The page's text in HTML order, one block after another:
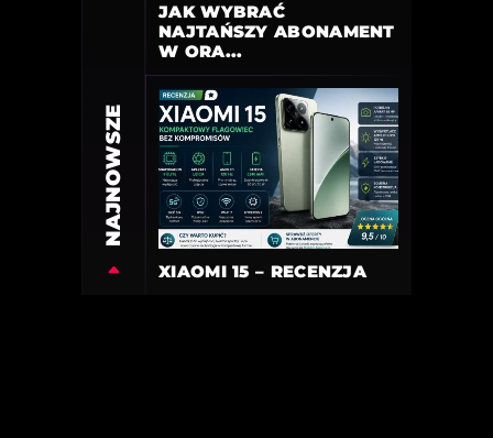
NAJNOWSZE
JAK WYBRAĆ
NAJTAŃSZY ABONAMENT
W ORA...
XIAOMI 15 – RECENZJA